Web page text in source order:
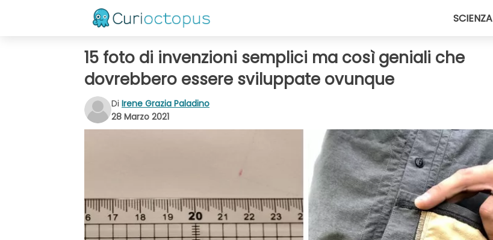
SCIENZA
15 foto di invenzioni semplici ma così geniali che
dovrebbero essere sviluppate ovunque
Di Irene Grazia Paladino
28 Marzo 2021